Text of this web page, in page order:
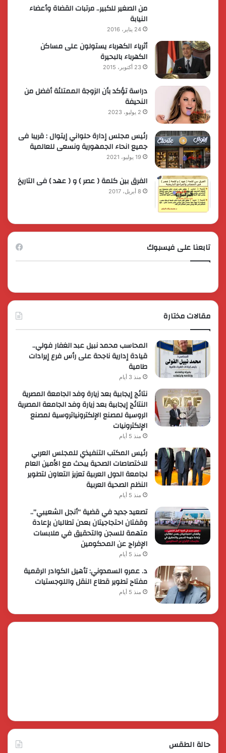
من الصغير للكبير.. مرتبات القضاة وأعضاء
النيابة
24 يناير، 2016
أثرياء الكهرباء يستولون على مساكن
الكهرباء بالبحيرة
23 أكتوبر، 2015
دراسة تؤكد بأن الزوجة الممتلئة أفضل من
النحيفة
2 يوليو، 2023
رئيس مجلس إدارة حلواني إيتوال : قريبا فى
جميع انحاء الجمهورية ونسعى للعالمية
19 يوليو، 2021
الفرق بين كلمة ( عصر ) و ( عهد ) فى التاريخ
8 أبريل، 2017
تابعنا على فيسبوك
مقالات مختارة
المحاسب محمد نبيل عبد الغفار فولي..
قيادة إدارية ناجحة على رأس فرع إيرادات
طامية
منذ 3 أيام
نتائج إيجابية بعد زيارة وفد الجامعة المصرية
النتائج إيجابية بعد زيارة وفد الجامعة المصرية
الروسية لمصنع الإلكترونياتروسية لمصنع
الإلكترونيات
منذ 5 أيام
رئيس المكتب التنفيذي للمجلس العربي
للاختصاصات الصحية يبحث مع الأمين العام
لجامعة الدول العربية تعزيز التعاون لتطوير
النظم الصحية العربية
منذ 5 أيام
تصعيد جديد في قضية “أنجل الشعيبي”..
وقفتان احتجاجيتان بعدن تطالبان بإعادة
متهمة للسجن والتحقيق في ملابسات
الإفراج عن المحكومين
منذ 5 أيام
د. عمرو السمدوني: تأهيل الكوادر الرقمية
مفتاح تطوير قطاع النقل واللوجستيات
منذ 5 أيام
حالة الطقس